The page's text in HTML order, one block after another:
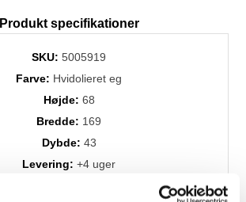
Produkt specifikationer
SKU: 5005919
Farve: Hvidolieret eg
Højde: 68
Bredde: 169
Dybde: 43
Levering: +4 uger